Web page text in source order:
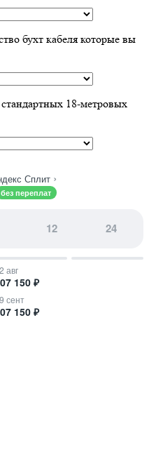
бухт кабеля которые вы
18-метровых
Сплит ›
без переплат
12 24
авг
150 ₽
сент
150 ₽